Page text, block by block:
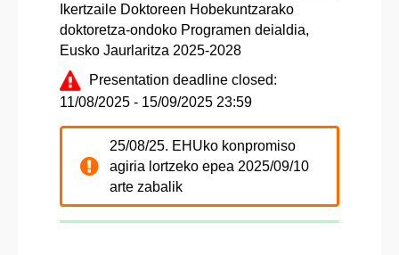
Ikertzaile Doktoreen Hobekuntzarako
doktoretza-ondoko Programen deialdia,
Eusko Jaurlaritza 2025-2028
Presentation deadline closed:
11/08/2025 - 15/09/2025 23:59
25/08/25. EHUko konpromiso
agiria lortzeko epea 2025/09/10
arte zabalik